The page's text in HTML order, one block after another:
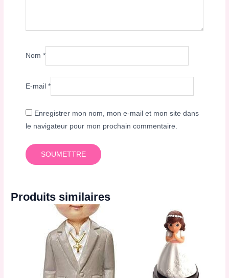
Nom*
E-mail*
Enregistrer mon nom, mon e-mail et mon site dans
le navigateur pour mon prochain commentaire.
Produits similaires